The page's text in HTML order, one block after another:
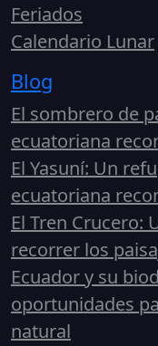
Feriados
Calendario Lunar
Blog
El sombrero de
ecuatoriana
El Yasuní: Un
ecuatoriana
El Tren Crucero:
recorrer los
Ecuador y su
oportunidades
natural